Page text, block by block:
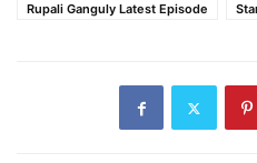
Rupali Ganguly Latest Episode